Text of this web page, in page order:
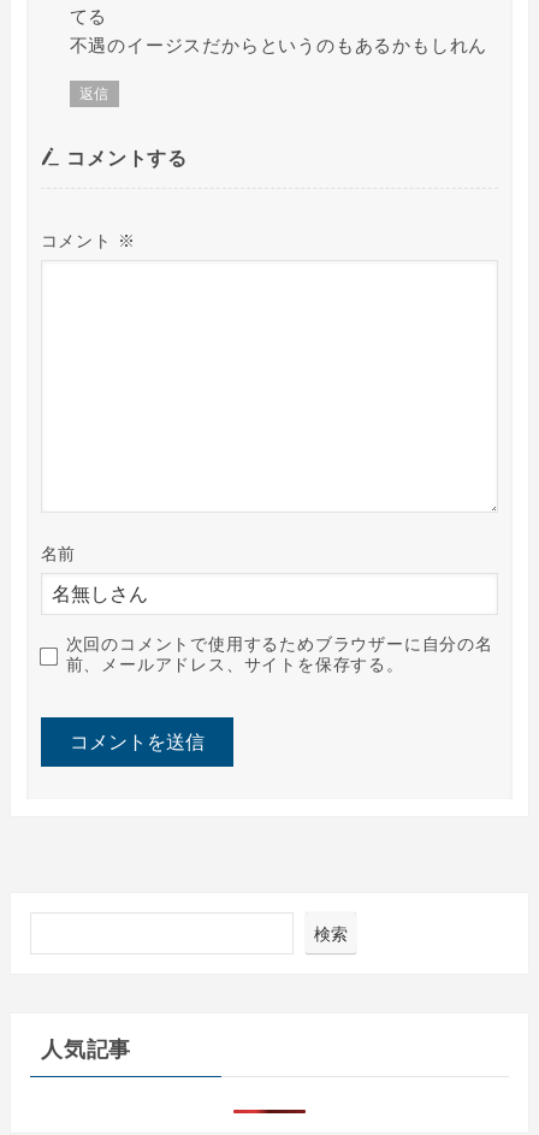
てる
不遇のイージスだからというのもあるかもしれん
返信
コメントする
コメント ※
名前
次回のコメントで使用するためブラウザーに自分の名
前、メールアドレス、サイトを保存する。
検索
人気記事